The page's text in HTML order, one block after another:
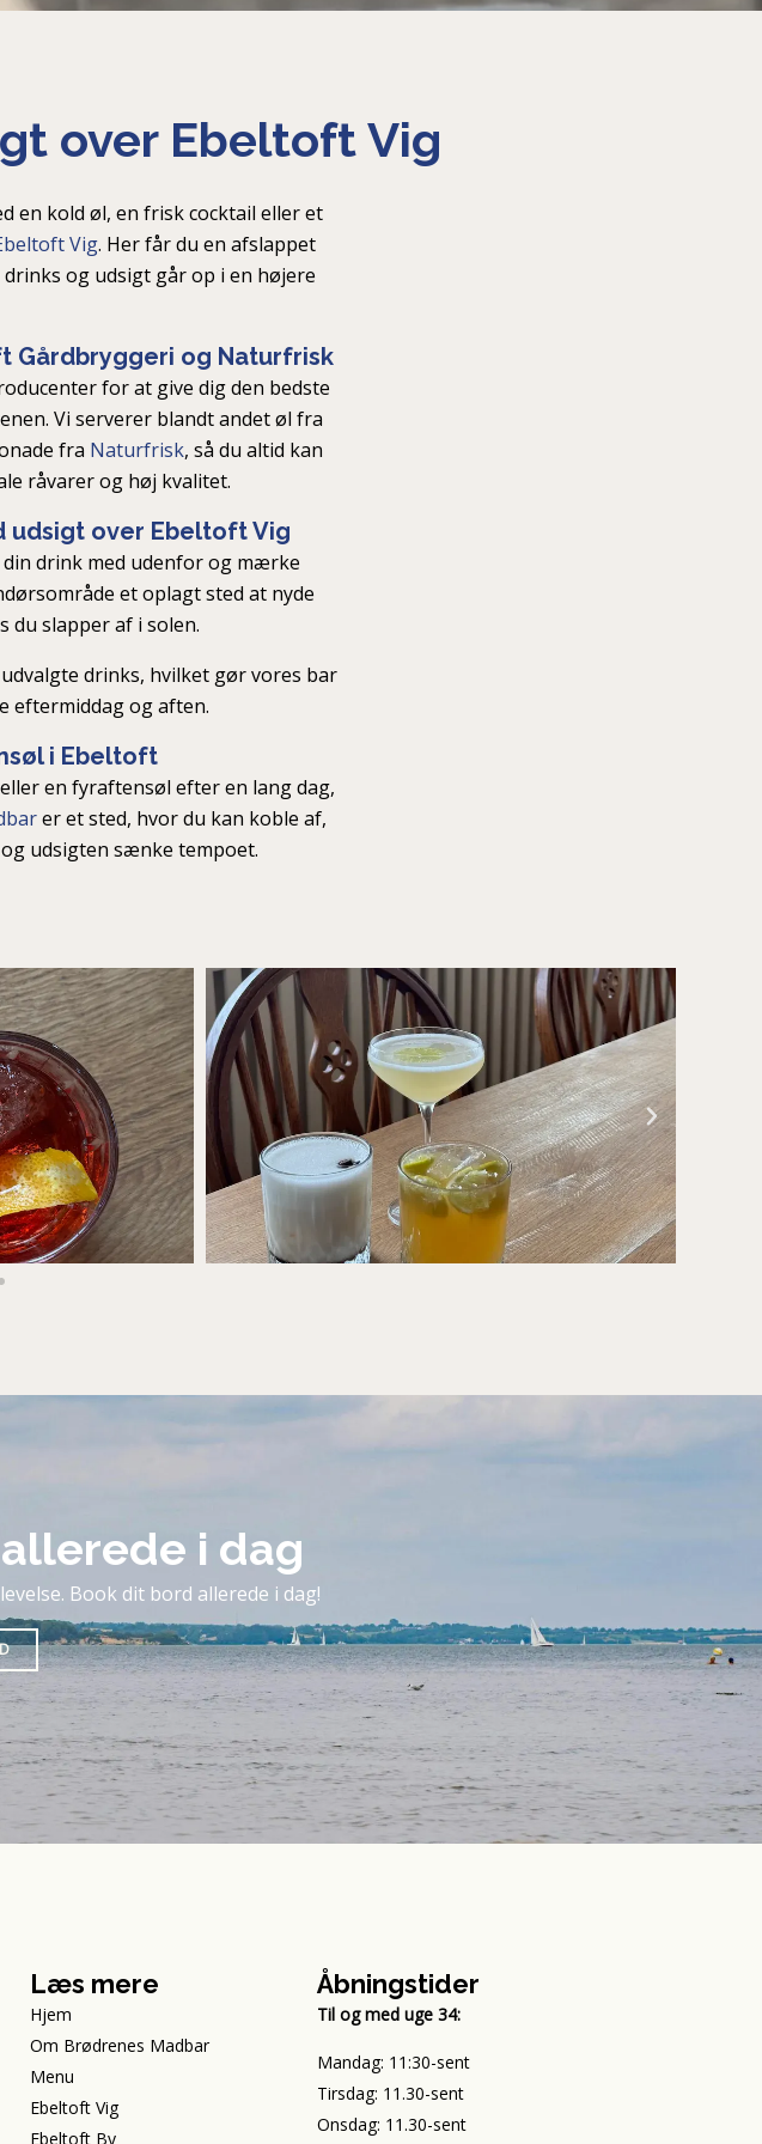
over Ebeltoft Vig
en kold øl, en frisk cocktail eller et
Vig. Her får du en afslappet
og udsigt går op i en højere
Gårdbryggeri og Naturfrisk
for at give dig den bedste
Vi serverer blandt andet øl fra
fra Naturfrisk, så du altid kan
råvarer og høj kvalitet.
udsigt over Ebeltoft Vig
drink med udenfor og mærke
et oplagt sted at nyde
du slapper af i solen.
drinks, hvilket gør vores bar
eftermiddag og aften.
i Ebeltoft
en fyraftensøl efter en lang dag,
er et sted, hvor du kan koble af,
udsigten sænke tempoet.
i dag
Book dit bord allerede i dag!
Læs mere
Hjem
Om Brødrenes Madbar
Menu
Ebeltoft Vig
Ebeltoft By
Åbningstider
Til og med uge 34:
Mandag: 11:30-sent
Tirsdag: 11.30-sent
Onsdag: 11.30-sent